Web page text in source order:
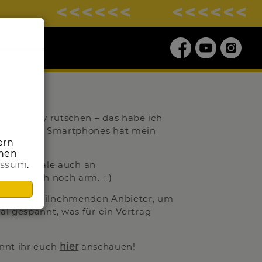
Handy rutschen – das habe ich
ersten Smartphones hat mein
Sale auch an
wirklich noch arm. ;-)
die teilnehmenden Anbieter, um
gespannt, was für ein Vertrag
ihr euch hieranschauen!
.